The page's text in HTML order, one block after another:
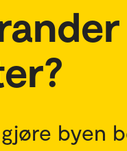
byen